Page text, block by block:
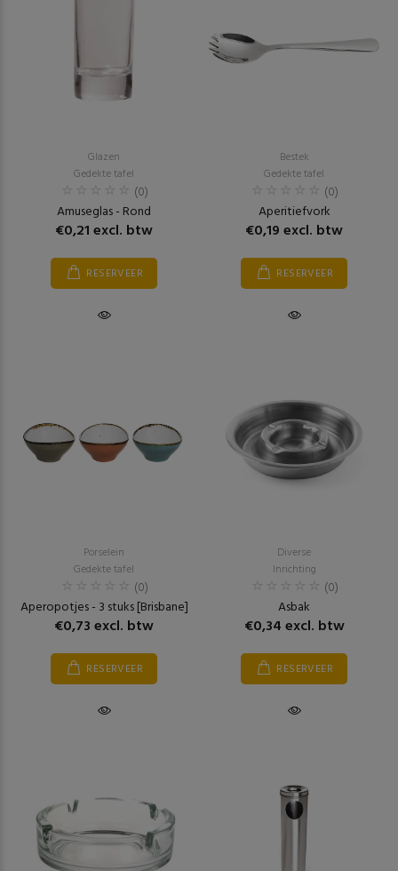
Glazen
Gedekte tafel
(0)
Amuseglas - Rond
€0,21 excl. btw
RESERVEER
Bestek
Gedekte tafel
(0)
Aperitiefvork
€0,19 excl. btw
RESERVEER
Porselein
Gedekte tafel
(0)
Aperopotjes - 3 stuks [Brisbane]
€0,73 excl. btw
RESERVEER
Diverse
Inrichting
(0)
Asbak
€0,34 excl. btw
RESERVEER